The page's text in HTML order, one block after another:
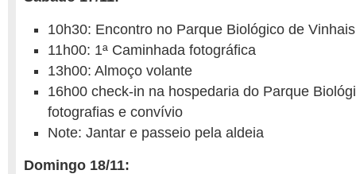
10h30: Encontro no Parque Biológico de Vinhais
11h00: 1ª Caminhada fotográfica
13h00: Almoço volante
16h00 check-in na hospedaria do Parque
fotografias e convívio
Note: Jantar e passeio pela aldeia
Domingo 18/11: